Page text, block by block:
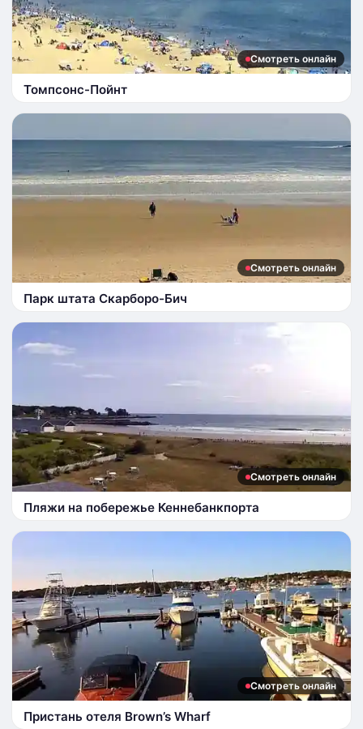
Смотреть онлайн
Томпсонс-Пойнт
Смотреть онлайн
Парк штата Скарборо-Бич
Смотреть онлайн
Пляжи на побережье Кеннебанкпорта
Смотреть онлайн
Пристань отеля Brown’s Wharf